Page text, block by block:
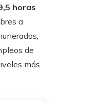
horas
a
de
más